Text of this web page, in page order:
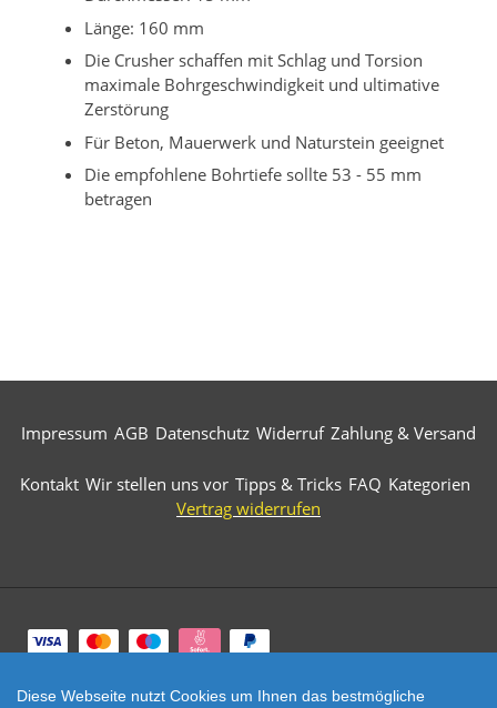
Länge: 160 mm
Die Crusher schaffen mit Schlag und Torsion
maximale Bohrgeschwindigkeit und ultimative
Zerstörung
Für Beton, Mauerwerk und Naturstein geeignet
Die empfohlene Bohrtiefe sollte 53 - 55 mm
betragen
Impressum AGB Datenschutz Widerruf Zahlung & Versand
Kontakt Wir stellen uns vor Tipps & Tricks FAQ Kategorien
Vertrag widerrufen
Zahlungsarten
© 2026 Märkische Diamantwerkzeuge. All Rights
Diese Webseite nutzt Cookies um Ihnen das bestmögliche